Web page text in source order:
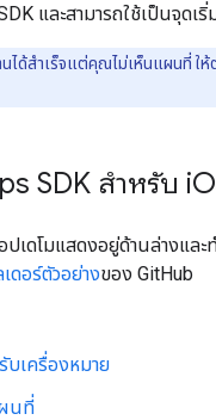
และสามารถใช้เป็นจุด
ได้สําเร็จแต่คุณไม่เห็นแผนที่ ใ
SDK สำหรับ i
ดโมแสดงอยู่ด้านล่างและท
ดอร์ตัวอย่างของ GitHub
บเครื่องหมาย
นที่